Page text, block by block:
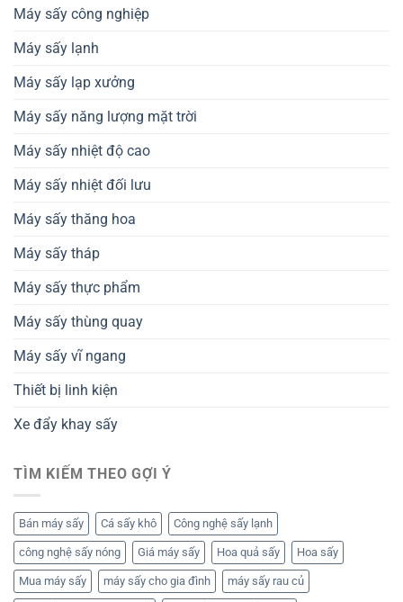
Máy sấy công nghiệp
Máy sấy lạnh
Máy sấy lạp xưởng
Máy sấy năng lượng mặt trời
Máy sấy nhiệt độ cao
Máy sấy nhiệt đối lưu
Máy sấy thăng hoa
Máy sấy tháp
Máy sấy thực phẩm
Máy sấy thùng quay
Máy sấy vĩ ngang
Thiết bị linh kiện
Xe đẩy khay sấy
TÌM KIẾM THEO GỢI Ý
Bán máy sấy Cá sấy khô Công nghệ sấy lạnh
công nghệ sấy nóng Giá máy sấy Hoa quả sấy Hoa sấy
Mua máy sấy máy sấy cho gia đình máy sấy rau củ